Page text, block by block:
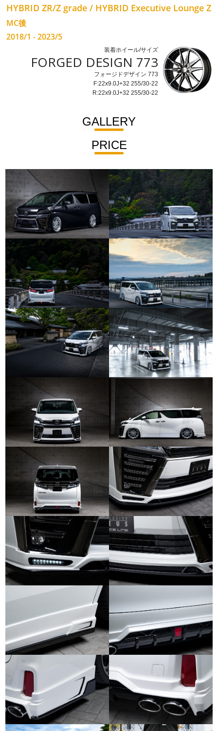
HYBRID ZR/Z grade / HYBRID Executive Lounge Z
MC後
2018/1 - 2023/5
装着ホイール/サイズ
FORGED DESIGN 773
フォージドデザイン 773
F:22x9.0J+32 255/30-22
R:22x9.0J+32 255/30-22
GALLERY
PRICE